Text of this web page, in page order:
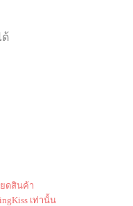
ด้
ดสินค้า
เท่านั้น